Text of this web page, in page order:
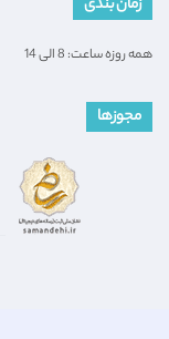
همه روزه ساعت: 8 الی 14
مجوزها